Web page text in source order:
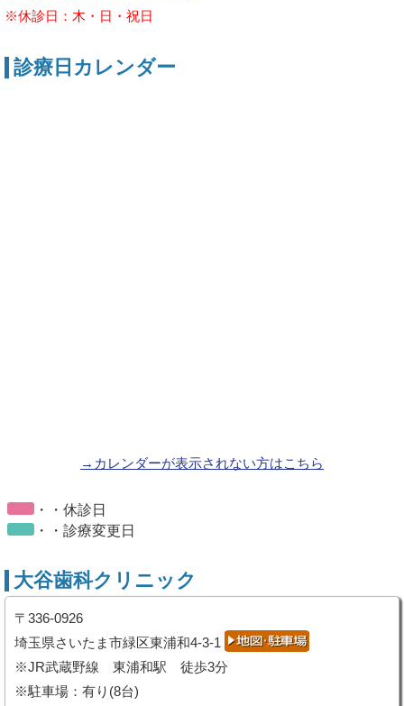
※休診日：木・日・祝日
診療日カレンダー
→カレンダーが表示されない方はこちら
・・休診日
・・診療変更日
大谷歯科クリニック
〒336-0926
埼玉県さいたま市緑区東浦和4-3-1
※JR武蔵野線 東浦和駅 徒歩3分
※駐車場：有り(8台)